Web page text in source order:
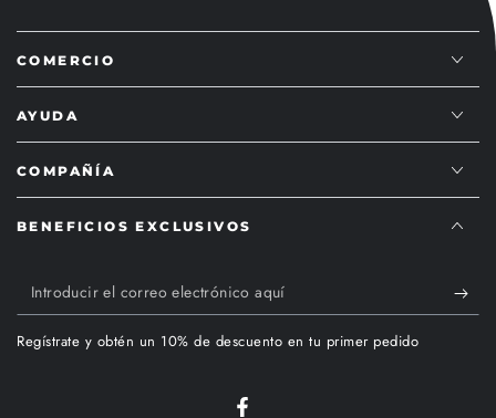
COMERCIO
AYUDA
COMPAÑÍA
BENEFICIOS EXCLUSIVOS
Introducir
el
correo
Regístrate y obtén un 10% de descuento en tu primer pedido